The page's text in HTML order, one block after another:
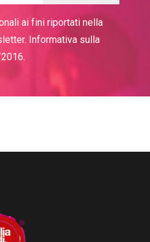
ai fini riportati nella
Informativa sulla